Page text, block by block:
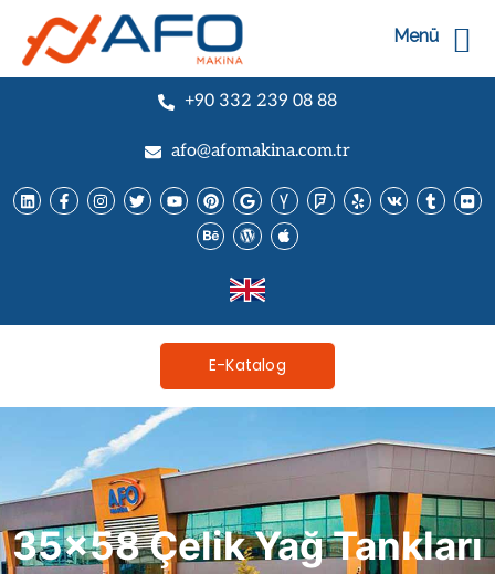
+90 332 239 08 88
afo@afomakina.com.tr
E-Katalog
35x58 Çelik Yağ Tankları
Menü